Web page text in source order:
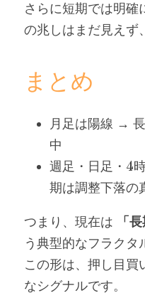
さらに短期では明確
の兆しはまだ見えず
まとめ
月足は陽線 →
中
週足・日足・4
期は調整下落の
つまり、現在は 「
う典型的なフラクタ
この形は、押し目買
なシグナルです。